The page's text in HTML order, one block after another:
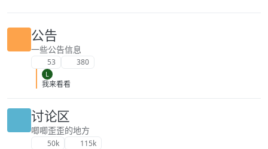
公告
一些公告信息
53 380
L
我来看看
讨论区
唧唧歪歪的地方
50k 115k